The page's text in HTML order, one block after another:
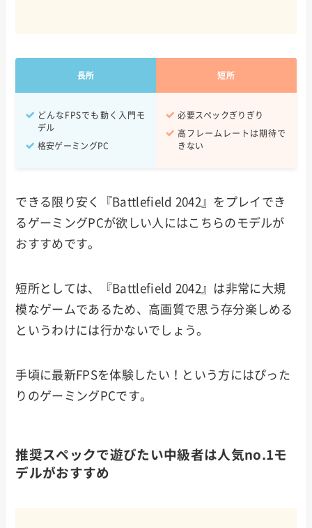
長所 短所
どんなFPSでも動く入門モ
デル
格安ゲーミングPC
必要スペックぎりぎり
高フレームレートは期待で
きない
できる限り安く『Battlefield 2042』をプレイでき
るゲーミングPCが欲しい人にはこちらのモデルが
おすすめです。
短所としては、『Battlefield 2042』は非常に大規
模なゲームであるため、高画質で思う存分楽しめる
というわけには行かないでしょう。
手頃に最新FPSを体験したい！という方にはぴった
りのゲーミングPCです。
推奨スペックで遊びたい中級者は人気no.1モ
デルがおすすめ